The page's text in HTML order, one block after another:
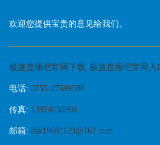
欢迎您提供宝贵的意见给我们。
极速直播吧官网下载_极速直播吧官网入
电话: 0755-27699586
传真: 13924638906
邮箱: dsk19681123@163.com